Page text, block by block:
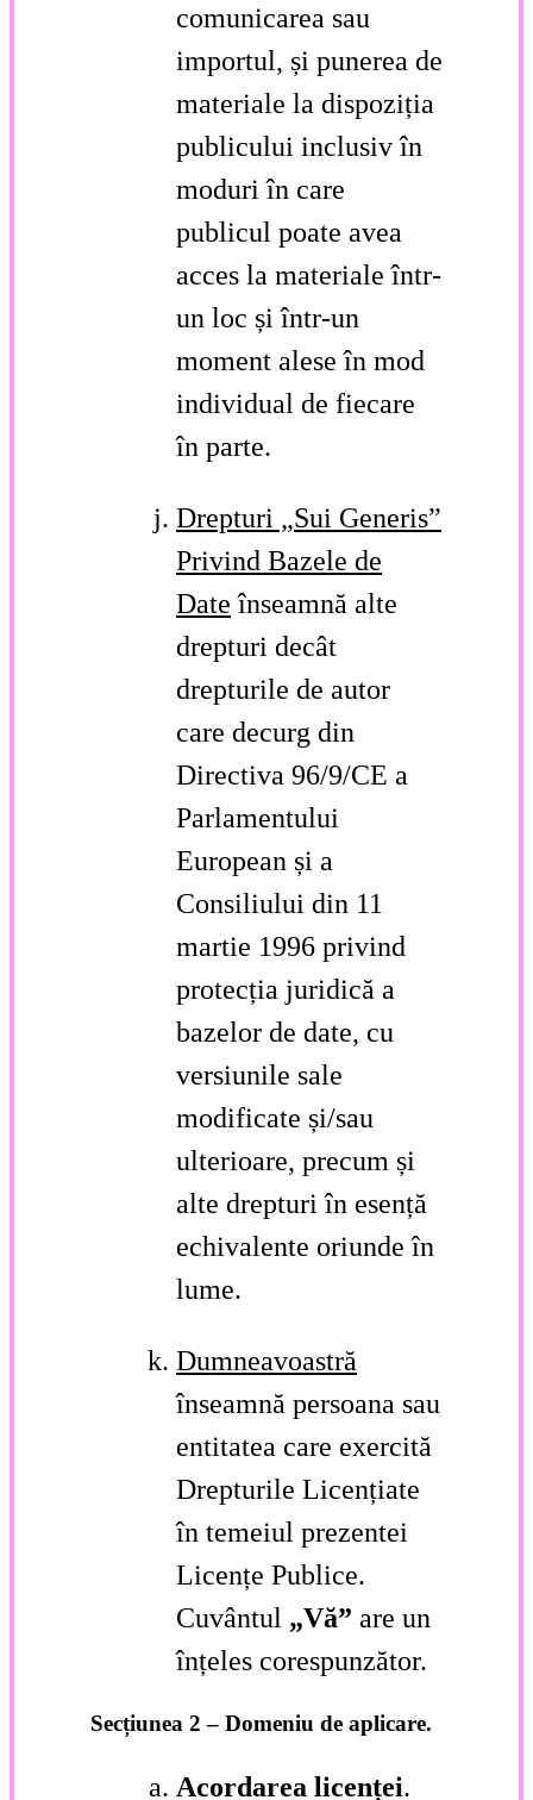
comunicarea sau
importul, și punerea de
materiale la dispoziția
publicului inclusiv în
moduri în care
publicul poate avea
acces la materiale într-
un loc și într-un
moment alese în mod
individual de fiecare
în parte.
Drepturi „Sui Generis”
Privind Bazele de
Date înseamnă alte
drepturi decât
drepturile de autor
care decurg din
Directiva 96/9/CE a
Parlamentului
European și a
Consiliului din 11
martie 1996 privind
protecția juridică a
bazelor de date, cu
versiunile sale
modificate și/sau
ulterioare, precum și
alte drepturi în esență
echivalente oriunde în
lume.
Dumneavoastră
înseamnă persoana sau
entitatea care exercită
Drepturile Licențiate
în temeiul prezentei
Licențe Publice.
Cuvântul „Vă” are un
înțeles corespunzător.
Secțiunea 2 – Domeniu de aplicare.
Acordarea licenței.